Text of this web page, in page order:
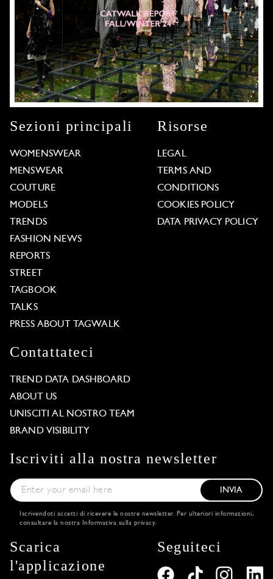
Sezioni principali
WOMENSWEAR
MENSWEAR
COUTURE
MODELS
TRENDS
FASHION NEWS
REPORTS
STREET
TAGBOOK
TALKS
PRESS ABOUT TAGWALK
Risorse
LEGAL
TERMS AND
CONDITIONS
COOKIES POLICY
DATA PRIVACY POLICY
Contattateci
TREND DATA DASHBOARD
ABOUT US
UNISCITI AL NOSTRO TEAM
BRAND VISIBILITY
Iscriviti alla nostra newsletter
INVIA
Iscrivendoti accetti di ricevere le nostre newsletter. Per ulteriori informazioni,
consultare la nostra
Informativa sulla privacy.
Scarica
l'applicazione
Seguiteci